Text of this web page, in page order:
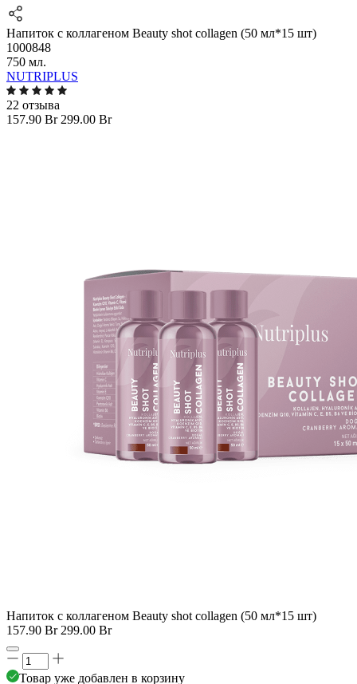
Напиток с коллагеном Beauty shot collagen (50 мл*15 шт)
1000848
750 мл.
NUTRIPLUS
22 отзыва
157.90 Br 299.00 Br
Напиток с коллагеном Beauty shot collagen (50 мл*15 шт)
157.90 Br 299.00 Br
Товар уже добавлен в корзину